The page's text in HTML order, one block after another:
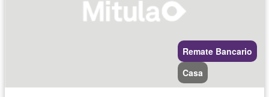
Remate Bancario
Casa